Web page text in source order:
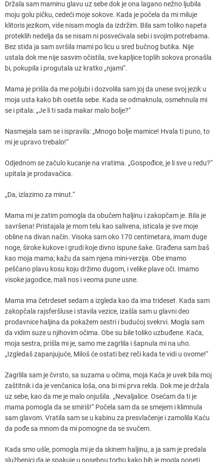
Držala sam maminu glavu uz sebe dok je ona lagano nežno ljubila
moju golu pičku, cedeći moje sokove. Kada je počela da mi miluje
klitoris jezikom, više nisam mogla da izdržim. Bila sam toliko napeta
proteklih nedelja da se nisam ni posvećivala sebi i svojim potrebama.
Bez stida ja sam svršila mami po licu u sred bučnog butika. Nije
ustala dok me nije sasvim očistila, sve kapljice toplih sokova pronašla
bi, pokupila i progutala uz kratko „njami“.
Mama je prišla da me poljubi i dozvolila sam joj da unese svoj jezik u
moja usta kako bih osetila sebe. Kada se odmaknula, osmehnula mi
se i pitala: „Je li ti sada makar malo bolje?“
Nasmejala sam se i ispravila: „Mnogo bolje mamice! Hvala ti puno, to
mi je upravo trebalo!“
Odjednom se začulo kucanje na vratima. „Gospođice, je li sve u redu?“
upitala je prodavačica.
„Da, izlazimo za minut.“
Mama mi je zatim pomogla da obučem haljinu i zakopčam je. Bila je
savršena! Pristajala je mom telu kao salivena, isticala je sve moje
obline na divan način. Visoka sam oko 170 centimetara, imam duge
noge, široke kukove i grudi koje divno ispune šake. Građena sam baš
kao moja mama; kažu da sam njena mini-verzija. Obe imamo
peščano plavu kosu koju držimo dugom, i velike plave oči. Imamo
visoke jagodice, mali nos i veoma pune usne.
Mama ima četrdeset sedam a izgleda kao da ima trideset. Kada sam
zakopčala rajsferšluse i stavila vezice, izašla sam u glavni deo
prodavnice haljina da pokažem sestri i budućoj svekrvi. Mogla sam
da vidim suze u njihovim očima. Obe su bile toliko uzbuđene. Kaća,
moja sestra, prišla mi je, samo me zagrlila i šapnula mi na uho.
„Izgledaš zapanjujuće, Miloš će ostati bez reči kada te vidi u ovome!“
Zagrlila sam je čvrsto, sa suzama u očima, moja Kaća je uvek bila moj
zaštitnik i da je venčanica loša, ona bi mi prva rekla. Dok me je držala
uz sebe, kao da me je malo onjušila. „Nevaljalice. Osećam da ti je
mama pomogla da se smiriš!“ Počela sam da se smejem i klimnula
sam glavom. Vratila sam se u kabinu za presvlačenje i zamolila Kaću
da pođe sa mnom da mi pomogne da se svučem.
Kada smo ušle, pomogla mi je da skinem haljinu, a ja sam je predala
službenici da je spakuje u posebnu torbu kako bih je mogla poneti